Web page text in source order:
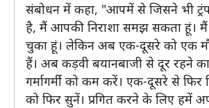
संबोधन में कहा, "आपमें से जिसने भी ट्रंप
है, मैं आपकी निराशा समझ सकता हूं। मैं
चुका हूं। लेकिन अब एक-दूसरे को एक
हैं। अब कड़वी बयानबाजी से दूर रहने
गर्मागर्मी को कम करें। एक-दूसरे से
को फिर सुनें। प्रगित करने के लिए हमें अपने